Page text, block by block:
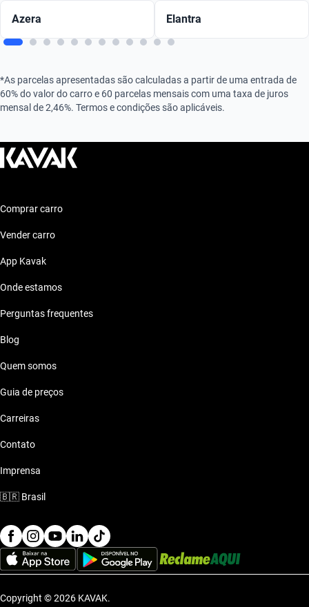
Azera Elantra
*As parcelas apresentadas são calculadas a partir de uma entrada de
60% do valor do carro e 60 parcelas mensais com uma taxa de juros
mensal de 2,46%. Termos e condições são aplicáveis.
Comprar carro
Vender carro
App Kavak
Onde estamos
Perguntas frequentes
Blog
Quem somos
Guia de preços
Carreiras
Contato
Imprensa
🇧🇷 Brasil
Copyright © 2026 KAVAK.